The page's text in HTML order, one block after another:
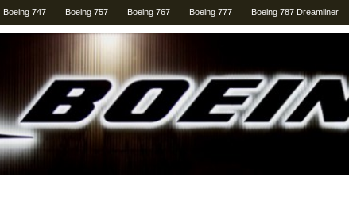
Boeing 747 Boeing 757 Boeing 767 Boeing 777 Boeing 787 Dreamliner